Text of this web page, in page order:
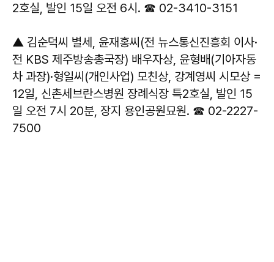
2호실, 발인 15일 오전 6시. ☎ 02-3410-3151
▲ 김순덕씨 별세, 윤재홍씨(전 뉴스통신진흥회 이사·
전 KBS 제주방송총국장) 배우자상, 윤형배(기아자동
차 과장)·형일씨(개인사업) 모친상, 강계영씨 시모상 =
12일, 신촌세브란스병원 장례식장 특2호실, 발인 15
일 오전 7시 20분, 장지 용인공원묘원. ☎ 02-2227-
7500